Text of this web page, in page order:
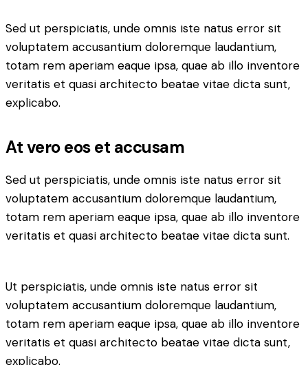
Sed ut perspiciatis, unde omnis iste natus error sit
voluptatem accusantium doloremque laudantium,
totam rem aperiam eaque ipsa, quae ab illo inventore
veritatis et quasi architecto beatae vitae dicta sunt,
explicabo.
At vero eos et accusam
Sed ut perspiciatis, unde omnis iste natus error sit
voluptatem accusantium doloremque laudantium,
totam rem aperiam eaque ipsa, quae ab illo inventore
veritatis et quasi architecto beatae vitae dicta sunt.
Ut perspiciatis, unde omnis iste natus error sit
voluptatem accusantium doloremque laudantium,
totam rem aperiam eaque ipsa, quae ab illo inventore
veritatis et quasi architecto beatae vitae dicta sunt,
explicabo.